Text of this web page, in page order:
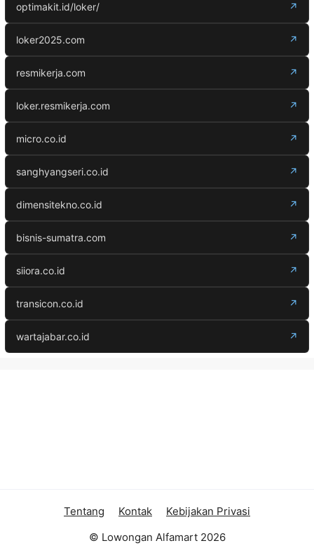
optimakit.id/loker/ ↗
loker2025.com ↗
resmikerja.com ↗
loker.resmikerja.com ↗
micro.co.id ↗
sanghyangseri.co.id ↗
dimensitekno.co.id ↗
bisnis-sumatra.com ↗
siiora.co.id ↗
transicon.co.id ↗
wartajabar.co.id ↗
Tentang Kontak
Kebijakan Privasi
© Lowongan Alfamart 2026